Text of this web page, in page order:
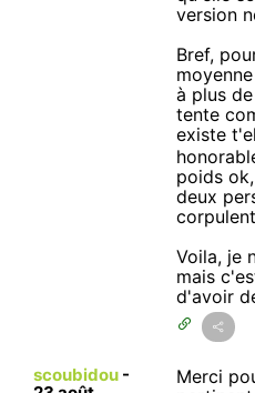
version
Bref,
à plus
tente
existe
poids
deux
Voila, je
mais
d'avoir
scoubidou -
Merci